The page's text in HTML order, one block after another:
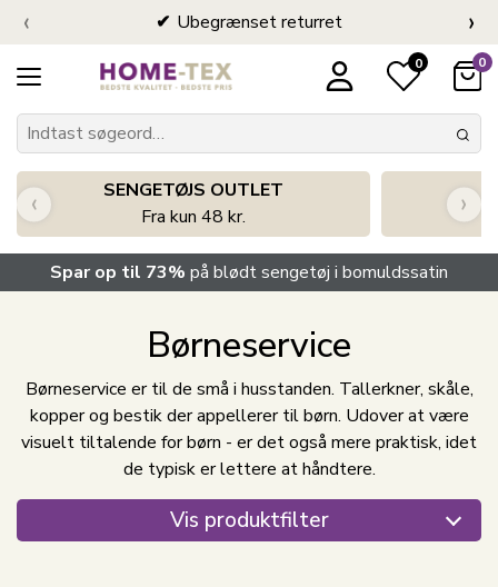
Ubegrænset returret
‹ ›
0 0
SENGETØJS OUTLET
Fra kun 48 kr.
‹ ›
Spar op til 73% på blødt sengetøj i bomuldssatin
Børneservice
Børneservice er til de små i husstanden. Tallerkner, skåle,
kopper og bestik der appellerer til børn. Udover at være
visuelt tiltalende for børn - er det også mere praktisk, idet
de typisk er lettere at håndtere.
Vis produktfilter